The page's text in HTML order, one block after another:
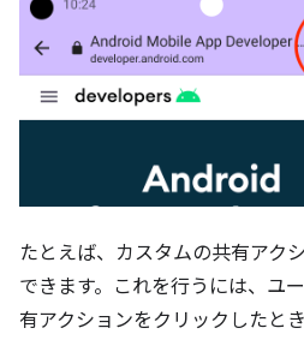
たとえば、カスタムの共有アク
できます。これを行うには、ユ
有アクションをクリックしたと